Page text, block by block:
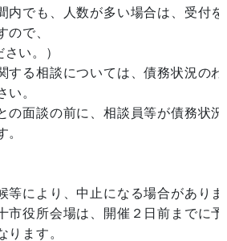
も、人数が多い場合は、受付を
ので、
る相談については、債務状況のわ
い。
面談の前に、相談員等が債務状況
。
により、中止になる場合がありま
役所会場は、開催２日前までに予
ります。